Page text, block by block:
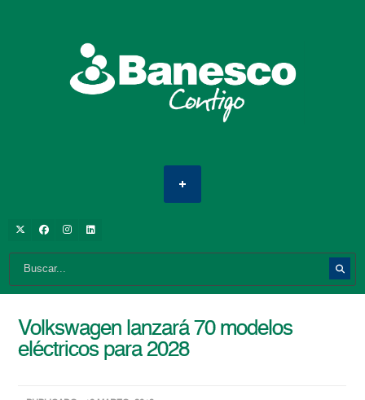
Volkswagen lanzará 70 modelos
eléctricos para 2028